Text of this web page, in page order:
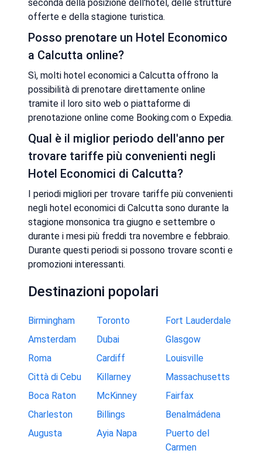
seconda della posizione dell'hotel, delle strutture
offerte e della stagione turistica.
Posso prenotare un Hotel Economico
a Calcutta online?
Sì, molti hotel economici a Calcutta offrono la
possibilità di prenotare direttamente online
tramite il loro sito web o piattaforme di
prenotazione online come Booking.com o Expedia.
Qual è il miglior periodo dell'anno per
trovare tariffe più convenienti negli
Hotel Economici di Calcutta?
I periodi migliori per trovare tariffe più convenienti
negli hotel economici di Calcutta sono durante la
stagione monsonica tra giugno e settembre o
durante i mesi più freddi tra novembre e febbraio.
Durante questi periodi si possono trovare sconti e
promozioni interessanti.
Destinazioni popolari
Birmingham Toronto
Fort Lauderdale
Amsterdam
Dubai
Glasgow
Roma
Cardiff
Louisville
Città di Cebu
Killarney
Massachusetts
Boca Raton
McKinney
Fairfax
Charleston
Billings
Benalmádena
Augusta
Ayia Napa
Puerto del
Carmen